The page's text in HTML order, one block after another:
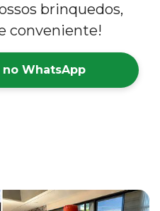
brinquedos,
conveniente!
no WhatsApp